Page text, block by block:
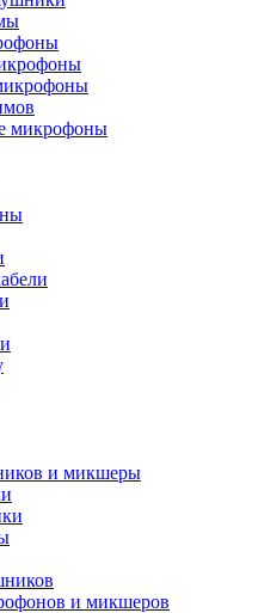
микрофоны
и микшеры
и микшеров